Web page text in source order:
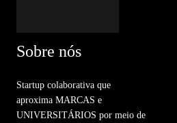
Sobre nós
Startup colaborativa que
aproxima MARCAS e
UNIVERSITÁRIOS por meio de